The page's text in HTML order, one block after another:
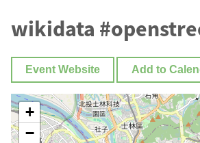
wikidata
Event Website Add to
+
−